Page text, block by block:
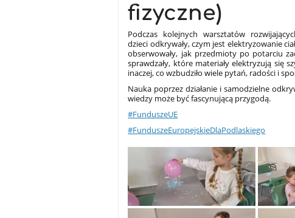
fizyczne)
Podczas kolejnych warsztatów
dzieci odkrywały, czym jest elektryzowanie
obserwowały, jak przedmioty po potarciu
sprawdzały, które materiały elektryzują się
inaczej, co wzbudziło wiele pytań, radości i
Nauka poprzez działanie i samodzielne
wiedzy może być fascynującą przygodą.
#FunduszeUE
#FunduszeEuropejskieDlaPodlaskiego